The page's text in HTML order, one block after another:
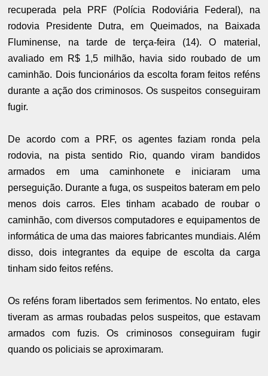
recuperada pela PRF (Polícia Rodoviária Federal), na
rodovia Presidente Dutra, em Queimados, na Baixada
Fluminense, na tarde de terça-feira (14). O material,
avaliado em R$ 1,5 milhão, havia sido roubado de um
caminhão. Dois funcionários da escolta foram feitos reféns
durante a ação dos criminosos. Os suspeitos conseguiram
fugir.
De acordo com a PRF, os agentes faziam ronda pela
rodovia, na pista sentido Rio, quando viram bandidos
armados em uma caminhonete e iniciaram uma
perseguição. Durante a fuga, os suspeitos bateram em pelo
menos dois carros. Eles tinham acabado de roubar o
caminhão, com diversos computadores e equipamentos de
informática de uma das maiores fabricantes mundiais. Além
disso, dois integrantes da equipe de escolta da carga
tinham sido feitos reféns.
Os reféns foram libertados sem ferimentos. No entato, eles
tiveram as armas roubadas pelos suspeitos, que estavam
armados com fuzis. Os criminosos conseguiram fugir
quando os policiais se aproximaram.